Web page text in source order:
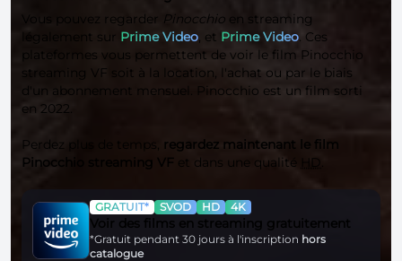
Vous pouvez regarder Pinocchio en streaming
légalement sur Prime Video, et Prime Video. Ces
plateformes vous permettent de voir le film Pinocchio
streaming VF soit à la location, l'achat ou par le biais
d'un abonnement mensuel. Pinocchio est un film sorti
en 2022.
Perdez plus de temps, regardez maintenant le film
Pinocchio streaming VF et dans une qualité HD.
GRATUIT* SVOD HD 4K
Voir des films en streaming gratuitement
*Gratuit pendant 30 jours à l'inscription hors
catalogue